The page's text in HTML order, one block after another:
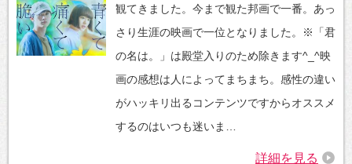
観てきました。今まで観た邦画で一番。あっ
さり生涯の映画で一位となりました。※「君
の名は。」は殿堂入りのため除きます^_^映
画の感想は人によってまちまち。感性の違い
がハッキリ出るコンテンツですからオススメ
するのはいつも迷いま…
詳細を見る